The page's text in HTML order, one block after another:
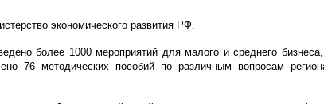
экономического развития РФ.
более 1000 мероприятий для малого и среднего
76 методических пособий по различным вопросам